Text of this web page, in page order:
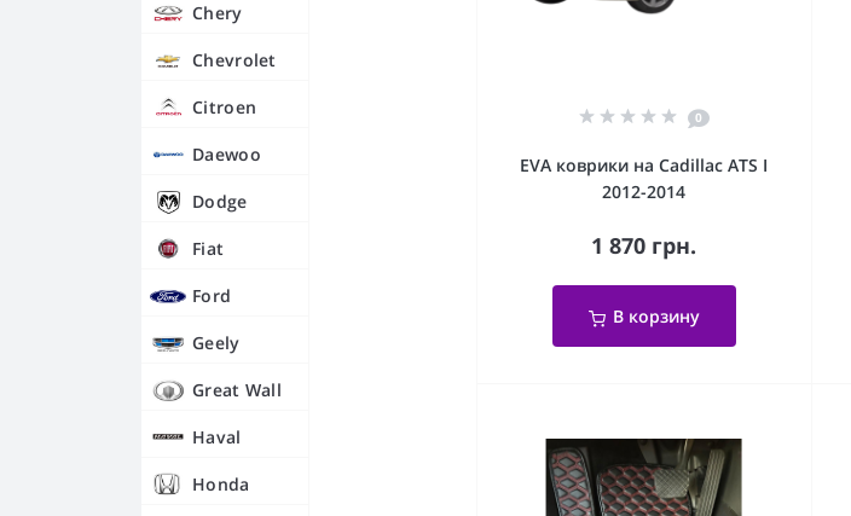
Chery
Chevrolet
Citroen
Daewoo
Dodge
Fiat
Ford
Geely
Great Wall
Haval
Honda
0
EVA коврики на Cadillac ATS I
2012-2014
1 870 грн.
В корзину